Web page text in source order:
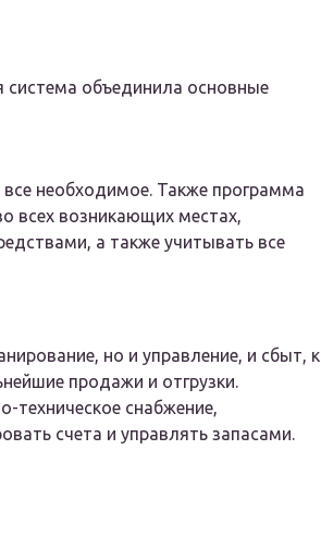
система объединила основные
необходимое. Также программа
всех возникающих местах,
а также учитывать все
но и управление, и сбыт, к
продажи и отгрузки.
техническое снабжение,
счета и управлять запасами.